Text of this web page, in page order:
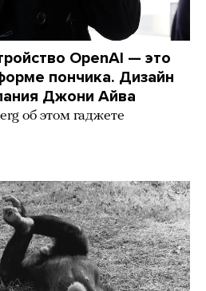
OpenAI — это
пончика. Дизайн
Джони Айва
об этом гаджете